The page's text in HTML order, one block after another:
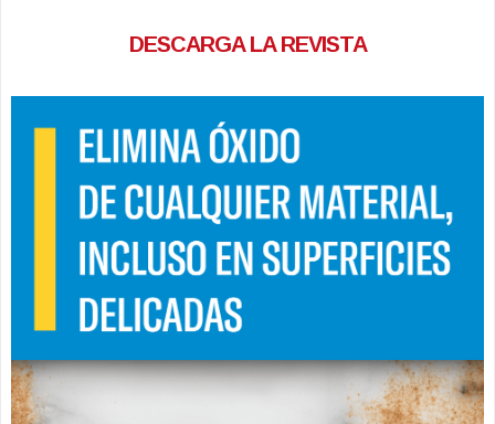
DESCARGA LA REVISTA